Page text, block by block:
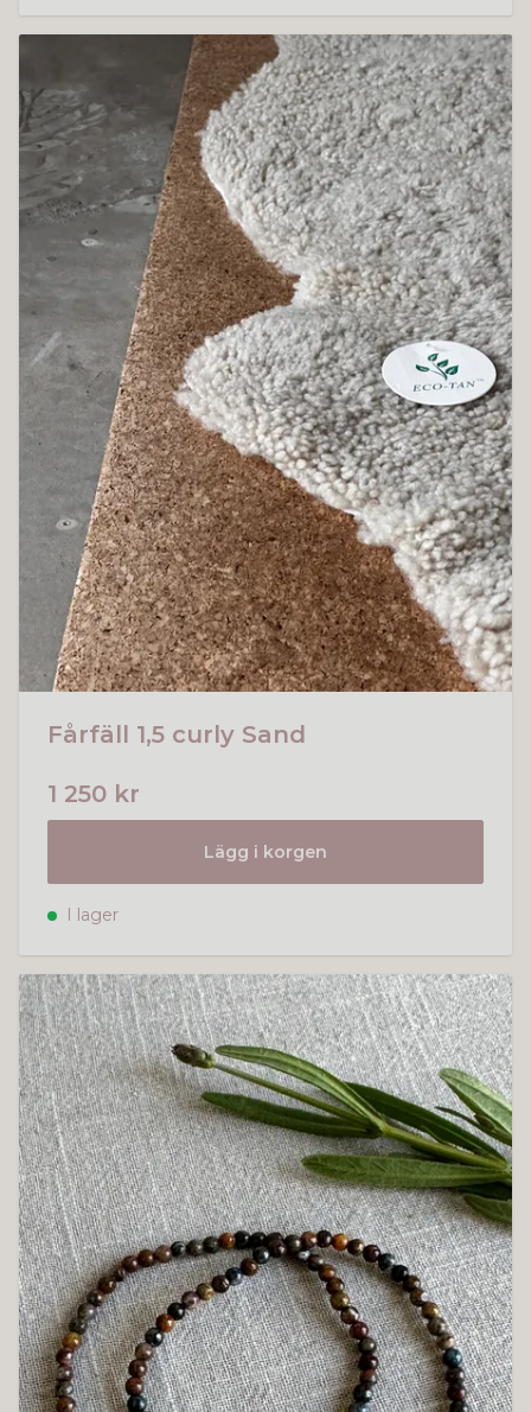
Fårfäll 1,5 curly Sand
1 250 kr
Lägg i korgen
I lager